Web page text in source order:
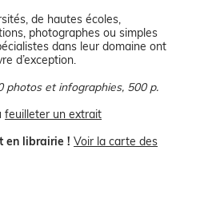
de hautes écoles,
photographes ou simples
dans leur domaine ont
d’exception.
photos et infographies, 500 p.
feuilleter un extrait
en librairie ! Voir la carte des